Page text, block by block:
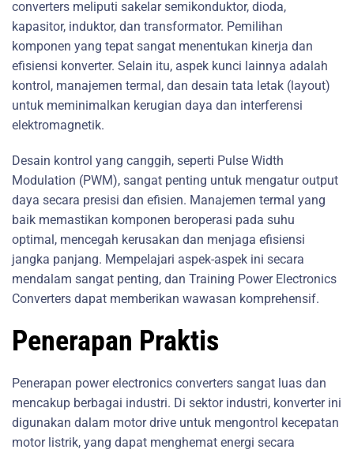
converters meliputi sakelar semikonduktor, dioda,
kapasitor, induktor, dan transformator. Pemilihan
komponen yang tepat sangat menentukan kinerja dan
efisiensi konverter. Selain itu, aspek kunci lainnya adalah
kontrol, manajemen termal, dan desain tata letak (layout)
untuk meminimalkan kerugian daya dan interferensi
elektromagnetik.
Desain kontrol yang canggih, seperti Pulse Width
Modulation (PWM), sangat penting untuk mengatur output
daya secara presisi dan efisien. Manajemen termal yang
baik memastikan komponen beroperasi pada suhu
optimal, mencegah kerusakan dan menjaga efisiensi
jangka panjang. Mempelajari aspek-aspek ini secara
mendalam sangat penting, dan Training Power Electronics
Converters dapat memberikan wawasan komprehensif.
Penerapan Praktis
Penerapan power electronics converters sangat luas dan
mencakup berbagai industri. Di sektor industri, konverter ini
digunakan dalam motor drive untuk mengontrol kecepatan
motor listrik, yang dapat menghemat energi secara